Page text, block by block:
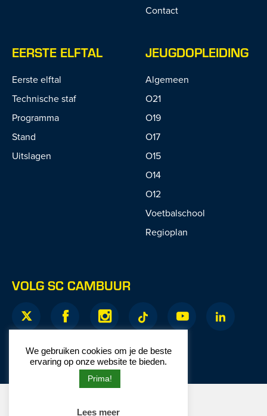
Contact
EERSTE ELFTAL
Eerste elftal
Technische staf
Programma
Stand
Uitslagen
JEUGDOPLEIDING
Algemeen
O21
O19
O17
O15
O14
O12
Voetbalschool
Regioplan
VOLG SC CAMBUUR
Website door
We gebruiken cookies om je de beste
ervaring op onze website te bieden.
Prima!
Lees meer